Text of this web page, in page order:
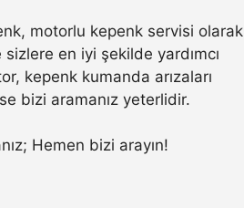
motorlu kepenk servisi olarak
en iyi şekilde yardımcı
kepenk kumanda arızaları
bizi aramanız yeterlidir.
Hemen bizi arayın!